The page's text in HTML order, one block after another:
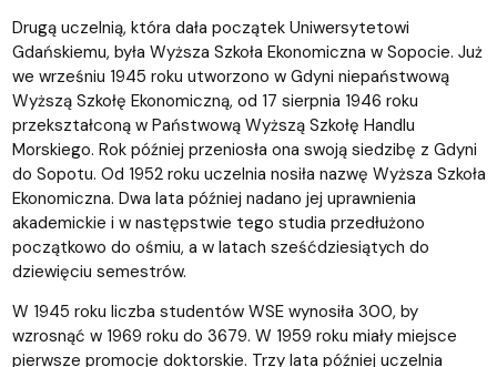
Drugą uczelnią, która dała początek Uniwersytetowi
Gdańskiemu, była Wyższa Szkoła Ekonomiczna w Sopocie. Już
we wrześniu 1945 roku utworzono w Gdyni niepaństwową
Wyższą Szkołę Ekonomiczną, od 17 sierpnia 1946 roku
przekształconą w Państwową Wyższą Szkołę Handlu
Morskiego. Rok później przeniosła ona swoją siedzibę z Gdyni
do Sopotu. Od 1952 roku uczelnia nosiła nazwę Wyższa Szkoła
Ekonomiczna. Dwa lata później nadano jej uprawnienia
akademickie i w następstwie tego studia przedłużono
początkowo do ośmiu, a w latach sześćdziesiątych do
dziewięciu semestrów.
W 1945 roku liczba studentów WSE wynosiła 300, by
wzrosnąć w 1969 roku do 3679. W 1959 roku miały miejsce
pierwsze promocje doktorskie. Trzy lata później uczelnia